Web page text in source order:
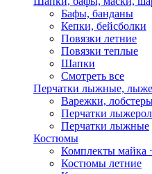
Бафы, банданы
Кепки, бейсболки
Повязки летние
Повязки теплые
Шапки
Смотреть все
Перчатки лыжные,
Варежки,
Перчатки
Перчатки лыжные
Костюмы
Комплекты майка
Костюмы летние